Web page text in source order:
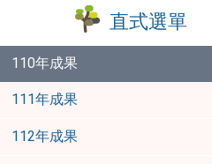
直式選單
110年成果
111年成果
112年成果